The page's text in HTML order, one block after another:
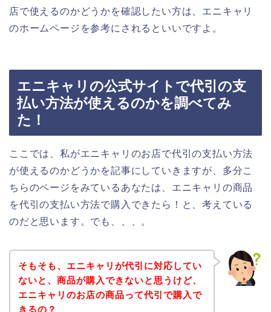
店で使えるのかどうかを確認したい方は、エニキャリ
のホームページを参考にされるといいですよ。
エニキャリの公式サイトで代引の支
払い方法が使えるのかを調べてみ
た！
ここでは、私がエニキャリのお店で代引の支払い方法
が使えるのかどうかを記事にしていきますが、多分こ
ちらのページをみているあなたは、エニキャリの商品
を代引の支払い方法で購入できたら！と、考えている
のだと思います。でも、、、。
そもそも、エニキャリが代引に対応してい
ないと、商品が購入できないと思うけど、
エニキャリのお店の商品って代引で購入で
きるの？